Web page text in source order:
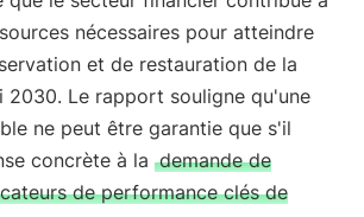
nécessaires pour atteindre
et de restauration de la
2030. Le rapport souligne qu'une
ne peut être garantie que s'il
concrète à la demande de
de performance clés de